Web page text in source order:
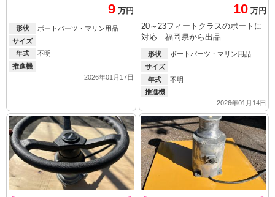
9 万円
形状
ボートパーツ・マリン用品
サイズ
年式
不明
推進機
2026年01月17日
10 万円
20～23フィートクラスのボートに
対応 福岡県から出品
形状
ボートパーツ・マリン用品
サイズ
年式
不明
推進機
2026年01月14日